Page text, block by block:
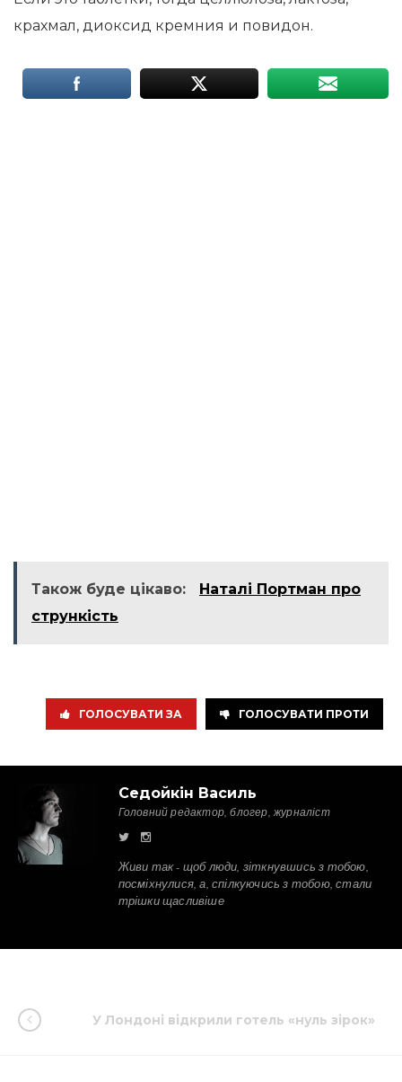
крахмал, диоксид кремния и повидон.
Також буде цікаво:
Наталі Портман про
стрункість
ГОЛОСУВАТИ ЗА ГОЛОСУВАТИ ПРОТИ
Седойкін Василь
Головний редактор, блогер, журналіст
Живи так - щоб люди, зіткнувшись з тобою,
посміхнулися, а, спілкуючись з тобою, стали
трішки щасливіше
У Лондоні відкрили готель «нуль зірок»